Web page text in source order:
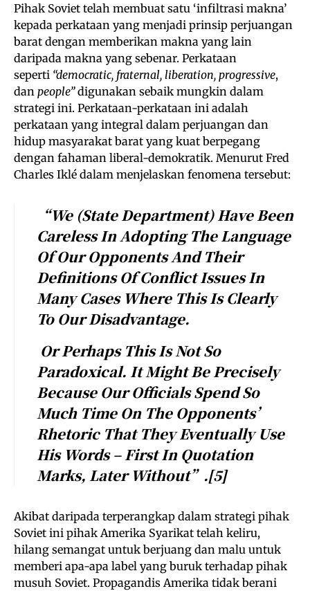
Pihak Soviet telah membuat satu ‘infiltrasi makna’
kepada perkataan yang menjadi prinsip perjuangan
barat dengan memberikan makna yang lain
daripada makna yang sebenar. Perkataan
seperti “democratic, fraternal, liberation, progressive,
dan people”digunakan sebaik mungkin dalam
strategi ini. Perkataan-perkataan ini adalah
perkataan yang integral dalam perjuangan dan
hidup masyarakat barat yang kuat berpegang
dengan fahaman liberal-demokratik. Menurut Fred
Charles Iklé dalam menjelaskan fenomena tersebut:
“We (State Department) Have Been
Careless In Adopting The Language
Of Our OpponentsAnd Their
Definitions Of Conflict Issues In
Many Cases Where This Is Clearly
To Our Disadvantage.
Or Perhaps This Is Not So
Paradoxical. It Might Be Precisely
Because Our Officials Spend So
Much Time On The Opponents’
Rhetoric That They Eventually Use
His Words – First In Quotation
Marks, Later Without”.[5]
Akibat daripada terperangkap dalam strategi pihak
Soviet ini pihak Amerika Syarikat telah keliru,
hilang semangat untuk berjuang dan malu untuk
memberi apa-apa label yang buruk terhadap pihak
musuh Soviet. Propagandis Amerika tidak berani